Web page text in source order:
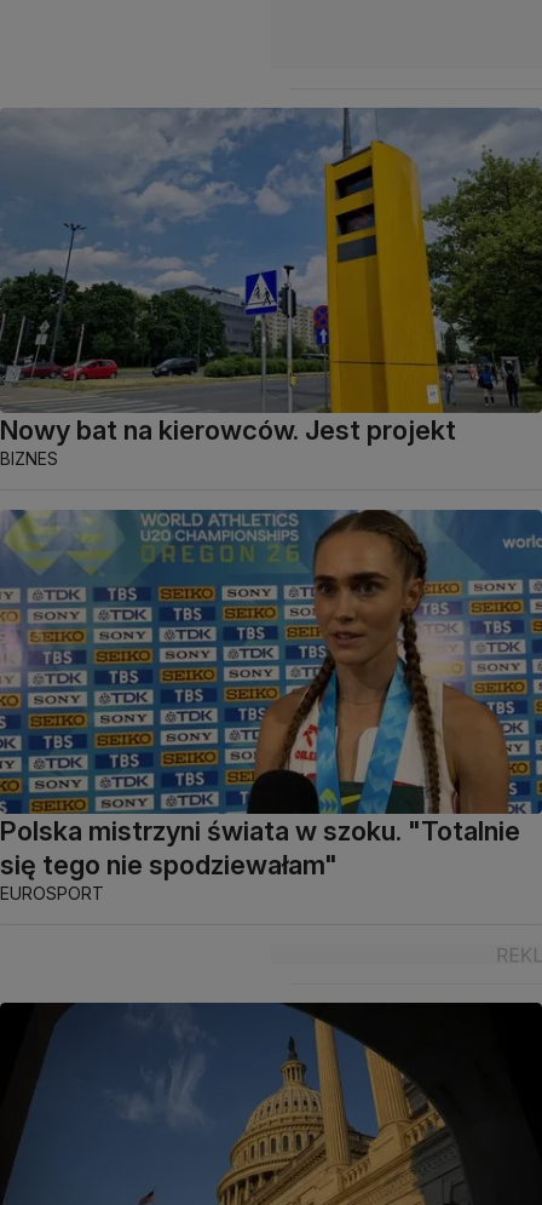
Nowy bat na kierowców. Jest projekt
BIZNES
Polska mistrzyni świata w szoku. "Totalnie
się tego nie spodziewałam"
EUROSPORT